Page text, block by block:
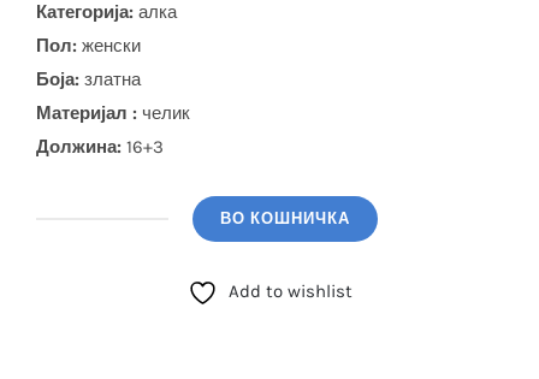
Категорија: алка
Пол: женски
Боја: златна
Материјал : челик
Должина: 16+3
(JUBB05050JWYGS)
ВО КОШНИЧКА
Add to wishlist